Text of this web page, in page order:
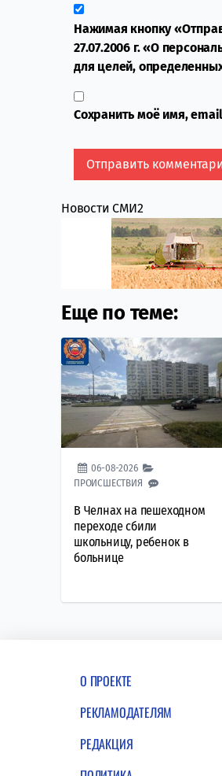
Нажимая кнопку
27.07.2006 г. «О
для целей,
Сохранить моё имя,
Новости СМИ2
Еще по теме:
06-08-2026
ПРОИСШЕСТВИЯ
В Челнах на пешеходном
переходе сбили
школьницу, ребенок в
больнице
О ПРОЕКТЕ
РЕКЛАМОДАТЕЛЯМ
РЕДАКЦИЯ